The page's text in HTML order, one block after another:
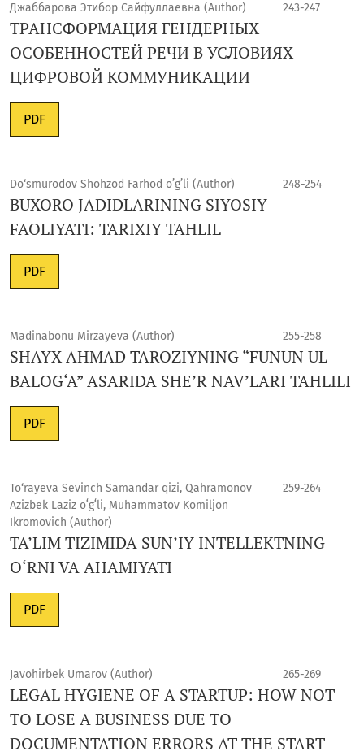
Джаббарова Этибор Сайфуллаевна (Author) 243-247
ТРАНСФОРМАЦИЯ ГЕНДЕРНЫХ
ОСОБЕННОСТЕЙ РЕЧИ В УСЛОВИЯХ
ЦИФРОВОЙ КОММУНИКАЦИИ
PDF
Do‘smurodov Shohzod Farhod o’g’li (Author) 248-254
BUXORO JADIDLARINING SIYOSIY
FAOLIYATI: TARIXIY TAHLIL
PDF
Madinabonu Mirzayeva (Author) 255-258
SHAYX AHMAD TAROZIYNING “FUNUN UL-
BALOG‘A” ASARIDA SHE’R NAV’LARI TAHLILI
PDF
To‘rayeva Sevinch Samandar qizi, Qahramonov
Azizbek Laziz oʻgʻli, Muhammatov Komiljon
Ikromovich (Author)
259-264
TA’LIM TIZIMIDA SUN’IY INTELLEKTNING
O‘RNI VA AHAMIYATI
PDF
Javohirbek Umarov (Author) 265-269
LEGAL HYGIENE OF A STARTUP: HOW NOT
TO LOSE A BUSINESS DUE TO
DOCUMENTATION ERRORS AT THE START